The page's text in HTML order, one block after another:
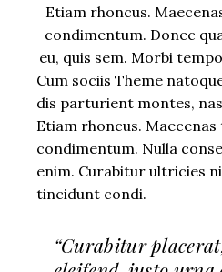
Etiam rhoncus.
condimentum. Donec
eu, quis sem. Morbi
Cum sociis Theme
dis parturient montes,
Etiam rhoncus.
condimentum. Nulla
enim. Curabitur ultricies
tincidunt condi.
“Curabitur